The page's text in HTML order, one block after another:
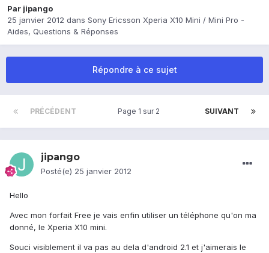
Par jipango
25 janvier 2012 dans Sony Ericsson Xperia X10 Mini / Mini Pro -
Aides, Questions & Réponses
Répondre à ce sujet
PRÉCÉDENT SUIVANT
Page 1 sur 2
jipango
Posté(e) 25 janvier 2012
Hello
Avec mon forfait Free je vais enfin utiliser un téléphone qu'on ma
donné, le Xperia X10 mini.
Souci visiblement il va pas au dela d'android 2.1 et j'aimerais le